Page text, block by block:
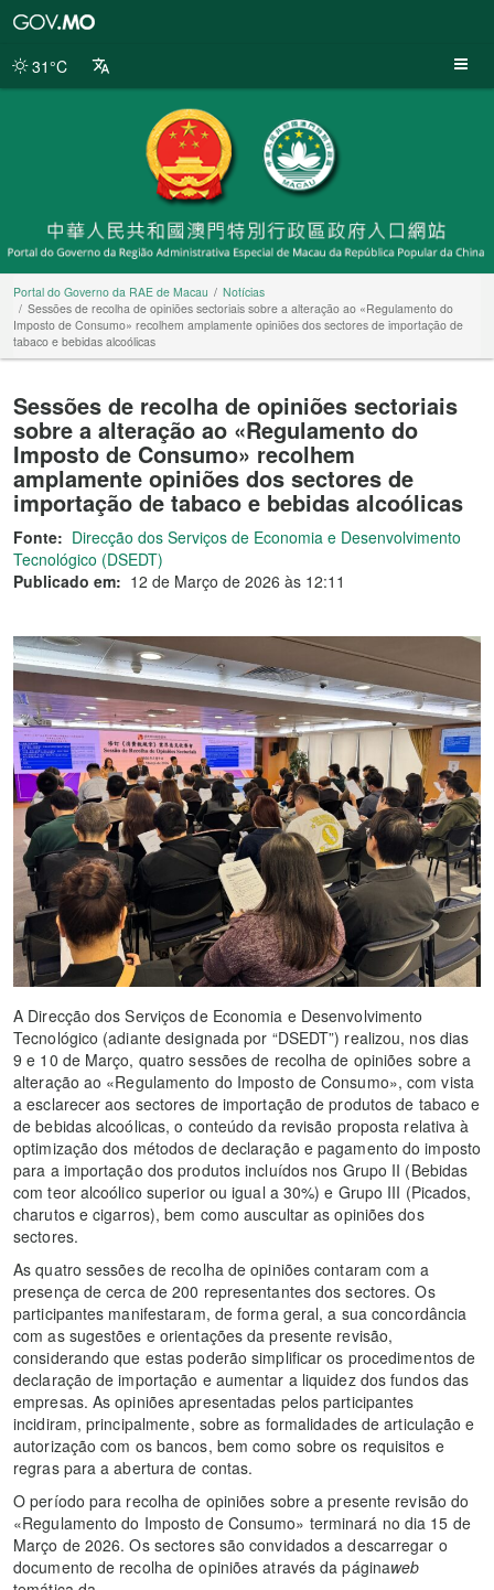
da
31°C
Portal do Governo da RAE de Macau
Notícias
Sessões de recolha de opiniões sectoriais sobre a alteração ao «Regulamento do
Imposto de Consumo» recolhem amplamente opiniões dos sectores de importação de
tabaco e bebidas alcoólicas
Sessões de recolha de opiniões sectoriais
sobre a alteração ao «Regulamento do
Imposto de Consumo» recolhem
amplamente opiniões dos sectores de
importação de tabaco e bebidas alcoólicas
Fonte: Direcção dos Serviços de Economia e Desenvolvimento
Tecnológico (DSEDT)
Publicado em: 12 de Março de 2026 às 12:11
A Direcção dos Serviços de Economia e Desenvolvimento
Tecnológico (adiante designada por “DSEDT”) realizou, nos dias
9 e 10 de Março, quatro sessões de recolha de opiniões sobre a
alteração ao «Regulamento do Imposto de Consumo», com vista
a esclarecer aos sectores de importação de produtos de tabaco e
de bebidas alcoólicas, o conteúdo da revisão proposta relativa à
optimização dos métodos de declaração e pagamento do imposto
para a importação dos produtos incluídos nos Grupo II (Bebidas
com teor alcoólico superior ou igual a 30%) e Grupo III (Picados,
charutos e cigarros), bem como auscultar as opiniões dos
sectores.
As quatro sessões de recolha de opiniões contaram com a
presença de cerca de 200 representantes dos sectores. Os
participantes manifestaram, de forma geral, a sua concordância
com as sugestões e orientações da presente revisão,
considerando que estas poderão simplificar os procedimentos de
declaração de importação e aumentar a liquidez dos fundos das
empresas. As opiniões apresentadas pelos participantes
incidiram, principalmente, sobre as formalidades de articulação e
autorização com os bancos, bem como sobre os requisitos e
regras para a abertura de contas.
O período para recolha de opiniões sobre a presente revisão do
«Regulamento do Imposto de Consumo» terminará no dia 15 de
Março de 2026. Os sectores são convidados a descarregar o
documento de recolha de opiniões através da páginaweb